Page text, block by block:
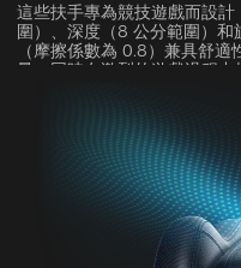
這些扶手專為競技遊戲而設
圍）、深度（8 公分範圍）
（摩擦係數為 0.8）兼具舒
量，同時在激烈的遊戲過程中